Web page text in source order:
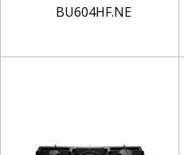
BU604HF.NE